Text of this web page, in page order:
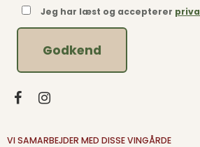
Jeg har læst og accepterer
Godkend
VI SAMARBEJDER MED DISSE VINGÅRDE